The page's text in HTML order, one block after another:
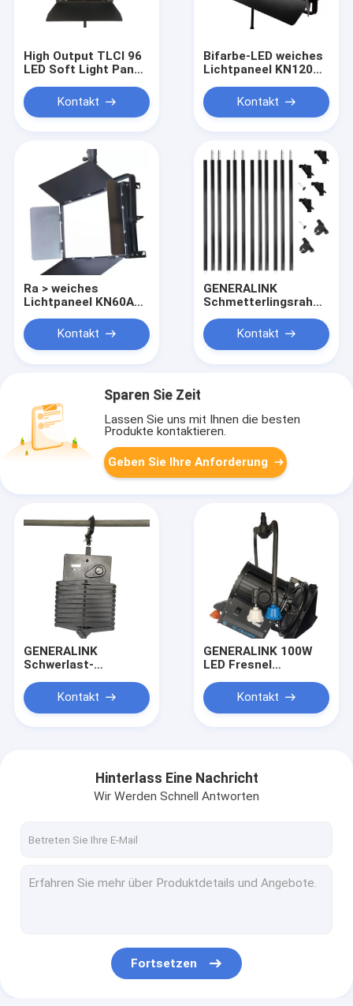
High Output TLCI 96
LED Soft Light Panel
Beleuchtung von
Studios ((Pole-
Kontakt
Bifarbe-LED weiches
Lichtpaneel KN120AS
und Studio-
Beleuchtung
Kontakt
Ra > weiches
Lichtpaneel KN60AS
100W mit 96 LED
entwarf für Höhe der
3m Film-und Studio-
Kontakt
GENERALINK
Schmetterlingsrahmen
3,6 m*3,6 m
Kontakt
Sparen Sie Zeit
Lassen Sie uns mit Ihnen die besten
Produkte kontaktieren.
Geben Sie Ihre Anforderung
GENERALINK
Schwerlast-
((1,2-4 m)
Kontakt
GENERALINK 100W
LED Fresnel
Wolfram Fresnel
Licht mit Stang-
Kontakt
Hinterlass Eine Nachricht
Wir Werden Schnell Antworten
Fortsetzen